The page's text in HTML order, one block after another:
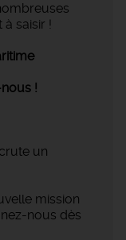
saisir !
!
un
mission
nous dès